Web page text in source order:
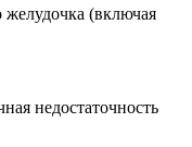
желудочка (включая
недостаточность